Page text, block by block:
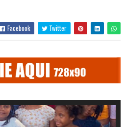
Facebook Twitter